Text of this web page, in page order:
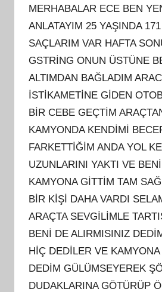
MERHABALAR ECE BEN
ANLATAYIM 25 YAŞINDA
SAÇLARIM VAR HAFTA
GSTRİNG ONUN ÜSTÜNE
ALTIMDAN BAĞLADIM
İSTİKAMETİNE GİDEN
BİR CEBE GEÇTİM
KAMYONDA KENDİMİ
FARKETTİĞİM ANDA YOL
UZUNLARINI YAKTI VE
KAMYONA GİTTİM TAM
BİR KİŞİ DAHA VARDI
ARAÇTA SEVGİLİMLE
BENİ DE ALIRMISINIZ
HİÇ DEDİLER VE
DEDİM GÜLÜMSEYEREK
DUDAKLARINA GÖTÜRÜP